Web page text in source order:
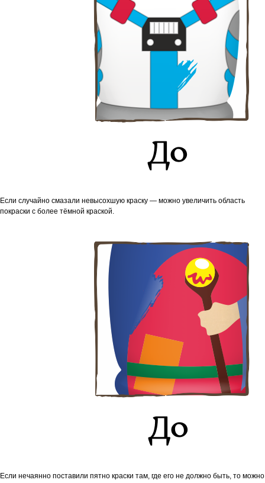
Если случайно смазали невысохшую краску — можно увеличить область
покраски с более тёмной краской.
Если нечаянно поставили пятно краски там, где его не должно быть, то можно